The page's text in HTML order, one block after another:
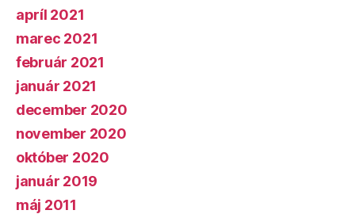
apríl 2021
marec 2021
február 2021
január 2021
december 2020
november 2020
október 2020
január 2019
máj 2011